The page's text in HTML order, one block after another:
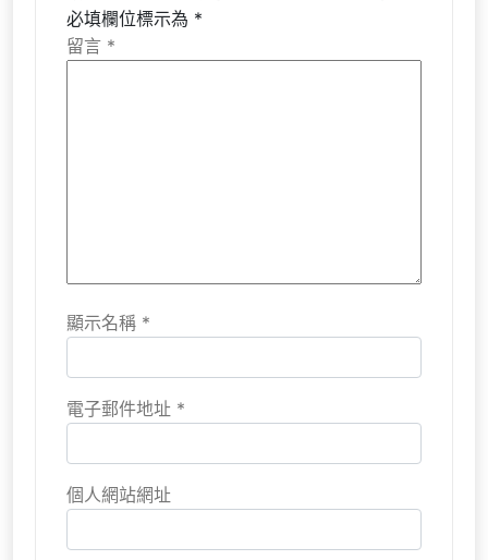
必填欄位標示為 *
留言 *
顯示名稱 *
電子郵件地址 *
個人網站網址